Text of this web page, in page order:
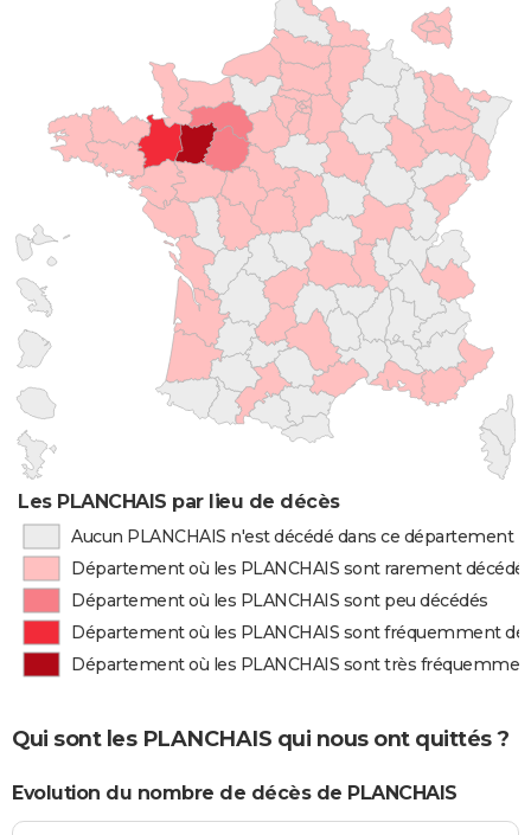
Les PLANCHAIS par lieu de décès
Aucun PLANCHAIS n'est décédé dans ce département
Département où les PLANCHAIS sont rarement
Département où les PLANCHAIS sont peu décédés
Département où les PLANCHAIS sont fréquemment
Département où les PLANCHAIS sont très
Qui sont les PLANCHAIS qui nous ont quittés ?
Evolution du nombre de décès de PLANCHAIS